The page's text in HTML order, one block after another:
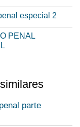
especial 2
PENAL
parte